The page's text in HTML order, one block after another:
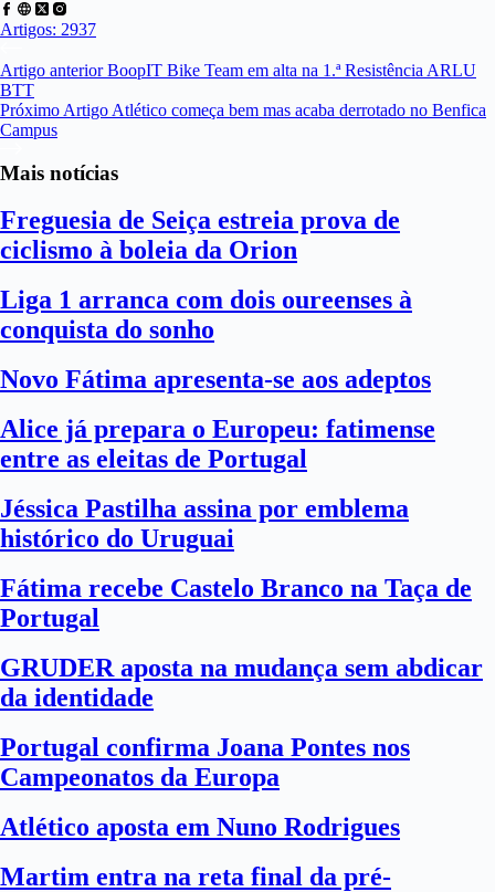
Artigos: 2937
Artigo anteriorBoopIT Bike Team em alta na 1.ª Resistência ARLU
BTT
Próximo Artigo Atlético começa bem mas acaba derrotado no Benfica
Campus
Mais notícias
Freguesia de Seiça estreia prova de
ciclismo à boleia da Orion
Liga 1 arranca com dois oureenses à
conquista do sonho
Novo Fátima apresenta-se aos adeptos
Alice já prepara o Europeu: fatimense
entre as eleitas de Portugal
Jéssica Pastilha assina por emblema
histórico do Uruguai
Fátima recebe Castelo Branco na Taça de
Portugal
GRUDER aposta na mudança sem abdicar
da identidade
Portugal confirma Joana Pontes nos
Campeonatos da Europa
Atlético aposta em Nuno Rodrigues
Martim entra na reta final da pré-